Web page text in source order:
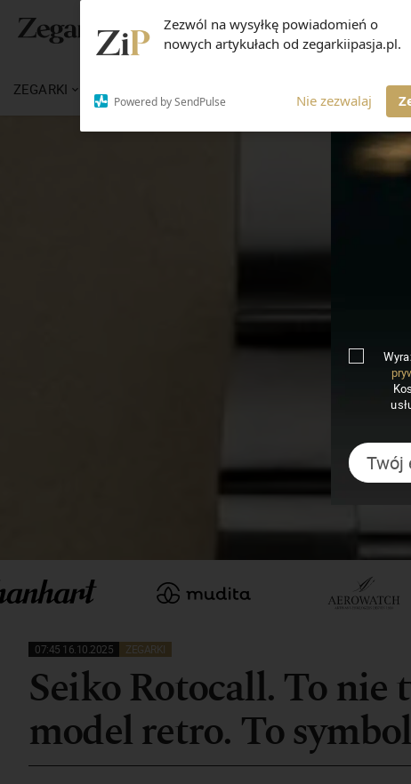
Zezwól na wysyłkę powiadomień o
nowych artykułach od zegarkiipasja.pl.
Powered by SendPulse Nie zezwalaj
ZEGARKI
07:45 16.10.2025 ZEGARKI
Seiko Rotocall. To nie
model retro. To